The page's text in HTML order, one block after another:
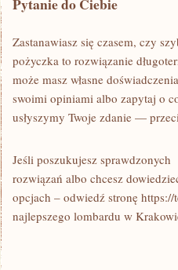
Zastanawiasz się czasem, czy
pożyczka to rozwiązanie
może masz własne
swoimi opiniami albo zapytaj o
usłyszymy Twoje zdanie —
Jeśli poszukujesz sprawdzonych
rozwiązań albo chcesz
opcjach – odwiedź stronę
najlepszego lombardu w